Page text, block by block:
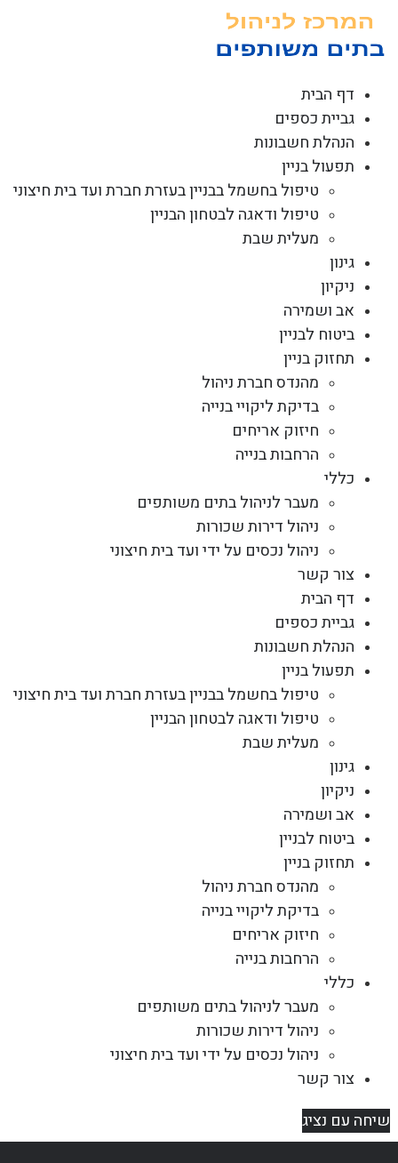
דף הבית
גביית כספים
הנהלת חשבונות
תפעול בניין
טיפול בחשמל בבניין בעזרת חברת ועד בית חיצוני
טיפול ודאגה לבטחון הבניין
מעלית שבת
גינון
ניקיון
אב ושמירה
ביטוח לבניין
תחזוק בניין
מהנדס חברת ניהול
בדיקת ליקויי בנייה
חיזוק אריחים
הרחבות בנייה
כללי
מעבר לניהול בתים משותפים
ניהול דירות שכורות
ניהול נכסים על ידי ועד בית חיצוני
צור קשר
דף הבית
גביית כספים
הנהלת חשבונות
תפעול בניין
טיפול בחשמל בבניין בעזרת חברת ועד בית חיצוני
טיפול ודאגה לבטחון הבניין
מעלית שבת
גינון
ניקיון
אב ושמירה
ביטוח לבניין
תחזוק בניין
מהנדס חברת ניהול
בדיקת ליקויי בנייה
חיזוק אריחים
הרחבות בנייה
כללי
מעבר לניהול בתים משותפים
ניהול דירות שכורות
ניהול נכסים על ידי ועד בית חיצוני
צור קשר
שיחה עם נציג